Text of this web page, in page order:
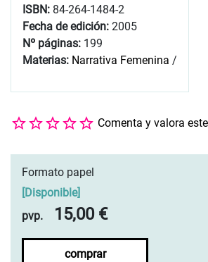
ISBN: 84-264-1484-2
Fecha de edición: 2005
Nº páginas: 199
Materias: Narrativa Femenina /
Comenta y valora
Formato papel
Disponible]
pvp.
15,00 €
comprar